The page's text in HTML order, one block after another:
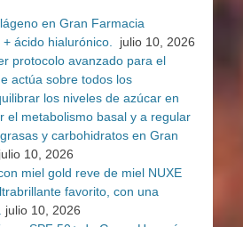
en Gran Farmacia
ácido hialurónico.
julio 10, 2026
protocolo avanzado para el
actúa sobre todos los
los niveles de azúcar en
el metabolismo basal y a regular
y carbohidratos en Gran
julio 10, 2026
miel gold reve de miel NUXE
favorito, con una
julio 10, 2026